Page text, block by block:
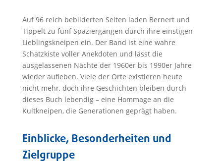
Auf 96 reich bebilderten Seiten laden Bernert und
Tippelt zu fünf Spaziergängen durch ihre einstigen
Lieblingskneipen ein. Der Band ist eine wahre
Schatzkiste voller Anekdoten und lässt die
ausgelassenen Nächte der 1960er bis 1990er Jahre
wieder aufleben. Viele der Orte existieren heute
nicht mehr, doch ihre Geschichten bleiben durch
dieses Buch lebendig – eine Hommage an die
Kultkneipen, die Generationen geprägt haben.
Einblicke, Besonderheiten und
Zielgruppe